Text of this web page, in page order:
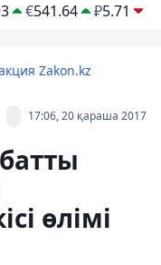
€541.64 ₽5.71
Zakon.kz
17:06, 20 қараша 2017
өлімі